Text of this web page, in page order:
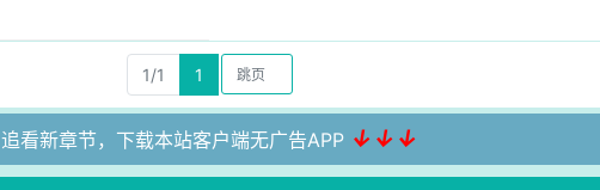
1/1 1
追看新章节，下载本站客户端无广告APP ↓↓↓